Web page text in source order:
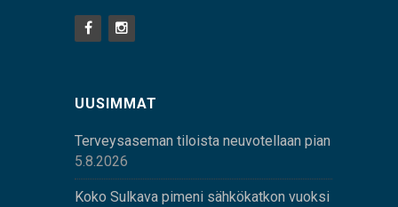
UUSIMMAT
Terveysaseman tiloista neuvotellaan pian
5.8.2026
Koko Sulkava pimeni sähkökatkon vuoksi